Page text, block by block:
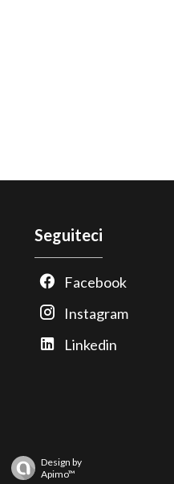
Seguiteci
Facebook
Instagram
Linkedin
Design by
Apimo™